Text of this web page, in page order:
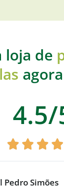
loja de
4.5/
Pedro Simões